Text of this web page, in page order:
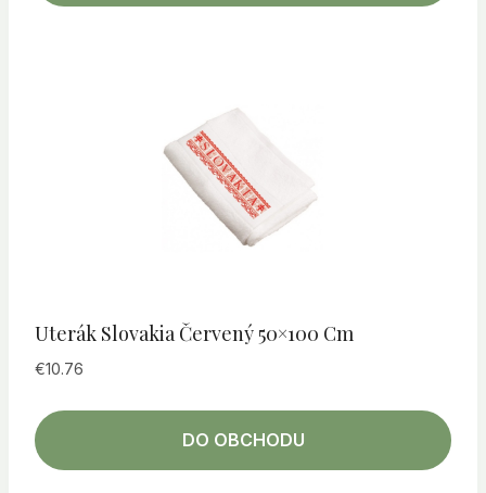
Uterák Slovakia Červený 50×100 Cm
€10.76
DO OBCHODU